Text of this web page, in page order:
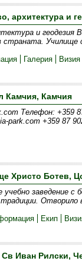
архитектура и
и геодезия
страната.
Галерия Визия
Камчия, Камчия
Телефон: +359
park.com +359 87
Христо Ботев,
заведение с
Екип
Иван Рилски,